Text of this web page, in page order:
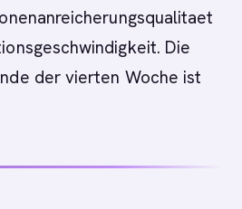
Die
der vierten Woche ist